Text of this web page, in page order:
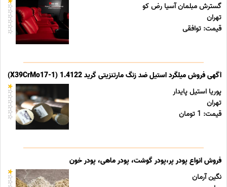
گسترش مبلمان آسیا رض کو
تهران
قیمت: توافقی
آگهی فروش میلگرد استیل ضد زنگ مارتنزیتی گرید 1.4122 (X39CrMo17-1)
پوریا استیل پایدار
تهران
قیمت: 1 تومان
فروش انواع پودر پر،پودر گوشت، پودر ماهی، پودر خون
نگین آرمان